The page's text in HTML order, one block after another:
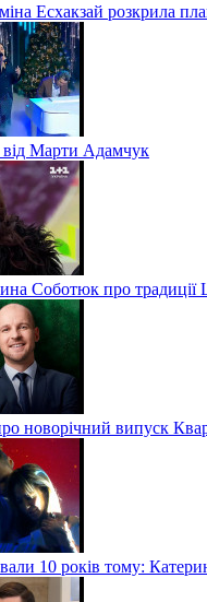
Есхакзай розкрила
від Марти Адамчук
Соботюк про традиції
новорічний випуск
10 років тому: